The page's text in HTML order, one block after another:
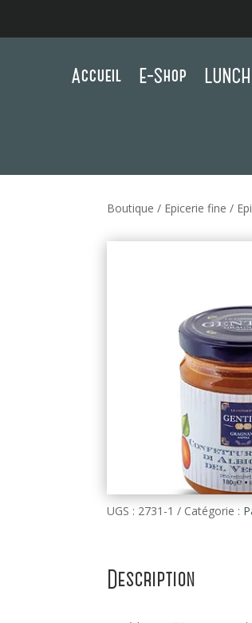
Accueil E-Shop
Boutique / Epicerie fine /
UGS : 2731-1 Catégorie :
Description